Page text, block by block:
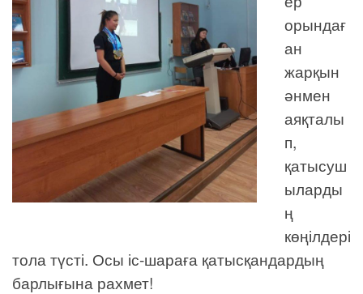
орындағ
ан
жарқын
әнмен
аяқталы
п,
қатысуш
ыларды
ң
көңілдері
тола түсті. Осы іс-шараға қатысқандардың
барлығына рахмет!